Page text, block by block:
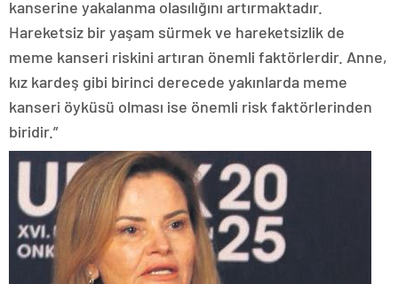
kanserine yakalanma olasılığını artırmaktadır.
Hareketsiz bir yaşam sürmek ve hareketsizlik de
meme kanseri riskini artıran önemli faktörlerdir. Anne,
kız kardeş gibi birinci derecede yakınlarda meme
kanseri öyküsü olması ise önemli risk faktörlerinden
biridir.”